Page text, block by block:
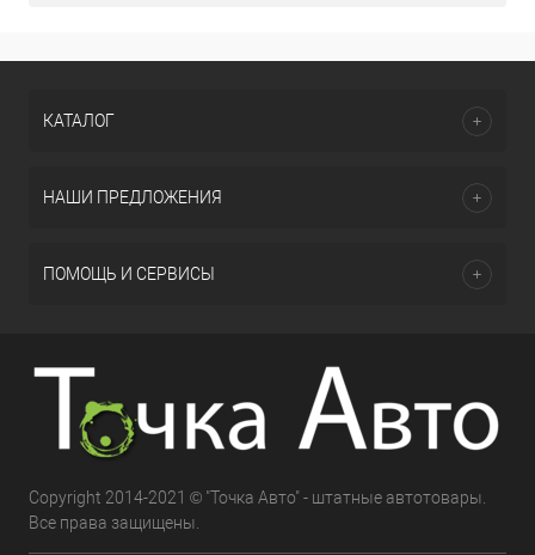
КАТАЛОГ
НАШИ ПРЕДЛОЖЕНИЯ
ПОМОЩЬ И СЕРВИСЫ
Copyright 2014-2021 © "Точка Авто" - штатные автотовары.
Все права защищены.